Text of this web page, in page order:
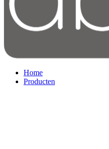
Home
Producten